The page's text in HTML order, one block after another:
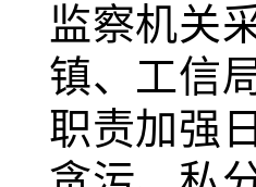
监察机关
镇、工信
职责加强